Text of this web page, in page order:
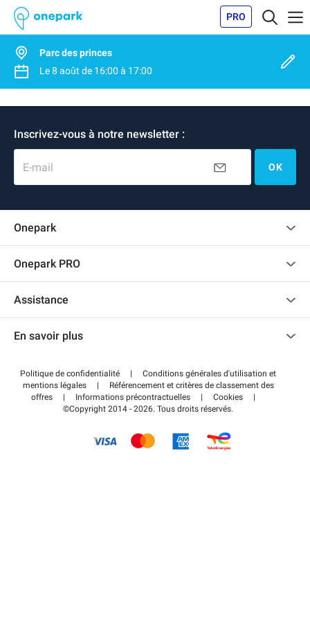
PRO
Parc des princes
Le8 août de 16:00 à 17:00
Inscrivez-vous à notre newsletter :
E-mail OK
Onepark
Recrutement
Onepark PRO
Accéder à mon espace partenaire
Assistance
Centre d'aide
Régler votre stationnement FLOW
En savoir plus
Wiki
Guide du stationnement
Politique de confidentialité |
Conditions générales d'utilisation et
mentions légales
|
Référencement et critères de classement des
offres
| Informations précontractuelles | Cookies
|
©Copyright 2014 - 2026. Tous droits réservés.